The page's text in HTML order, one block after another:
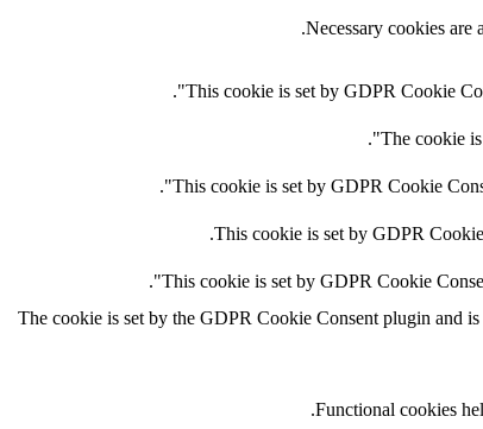
Necessary cookies are
This cookie is set by GDPR Cookie
The cookie
This cookie is set by GDPR Cookie
This cookie is set by GDPR
This cookie is set by GDPR Cookie
The cookie is set by the GDPR Cookie Consent plugin and
Functional cookies